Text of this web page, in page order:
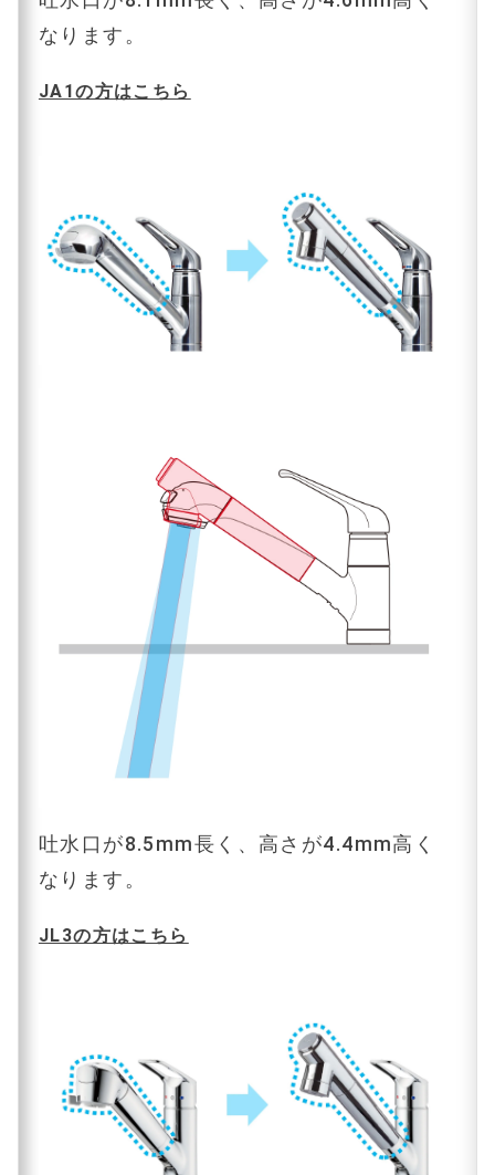
なります。
JA1の方はこちら
吐水口が8.5mm長く、高さが4.4mm高く
なります。
JL3の方はこちら